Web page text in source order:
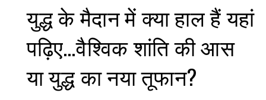
युद्ध के मैदान में क्या हाल हैं यहां
पढ़िए…वैश्विक शांति की आस
या युद्ध का नया तूफान?